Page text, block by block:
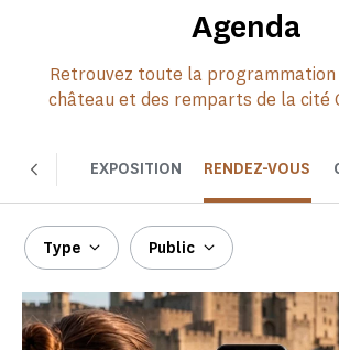
Agenda
Retrouvez toute la
château et des remparts de la cité
EXPOSITION RENDEZ-VOUS
Type Public